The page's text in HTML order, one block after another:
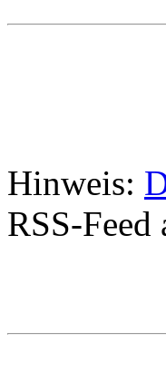
Hinweis:
RSS-Feed